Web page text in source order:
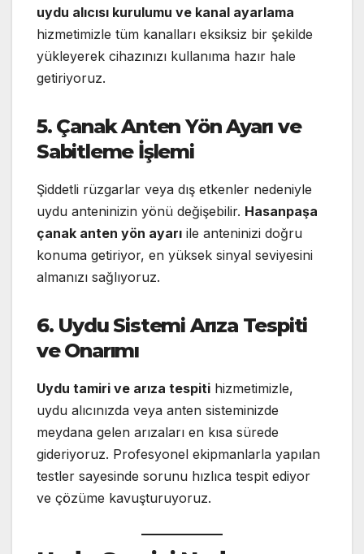
uydu alıcısı kurulumu ve kanal ayarlama
hizmetimizle tüm kanalları eksiksiz bir şekilde
yükleyerek cihazınızı kullanıma hazır hale
getiriyoruz.
5. Çanak Anten Yön Ayarı ve
Sabitleme İşlemi
Şiddetli rüzgarlar veya dış etkenler nedeniyle
uydu anteninizin yönü değişebilir. Hasanpaşa
çanak anten yön ayarı ile anteninizi doğru
konuma getiriyor, en yüksek sinyal seviyesini
almanızı sağlıyoruz.
6. Uydu Sistemi Arıza Tespiti
ve Onarımı
Uydu tamiri ve arıza tespiti hizmetimizle,
uydu alıcınızda veya anten sisteminizde
meydana gelen arızaları en kısa sürede
gideriyoruz. Profesyonel ekipmanlarla yapılan
testler sayesinde sorunu hızlıca tespit ediyor
ve çözüme kavuşturuyoruz.